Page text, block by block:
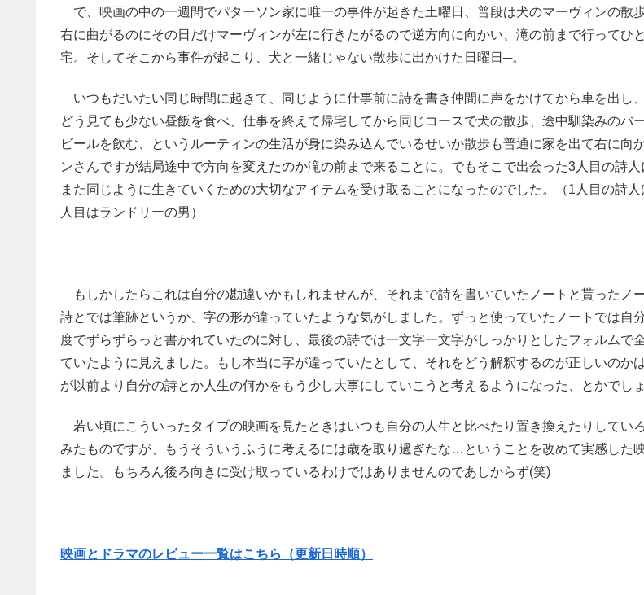
で、映画の中の一週間でパターソン家に唯一の事件が起きた土曜日、普段は犬のマーヴィンの散
右に曲がるのにその日だけマーヴィンが左に行きたがるので逆方向に向かい、滝の前まで行ってひ
宅。そしてそこから事件が起こり、犬と一緒じゃない散歩に出かけた日曜日 ─。
いつもだいたい同じ時間に起きて、同じように仕事前に詩を書き仲間に声をかけてから車を出し
どう見ても少ない昼飯を食べ、仕事を終えて帰宅してから同じコースで犬の散歩、途中馴染みのバ
ビールを飲む
というルーティンの生活が身に染み込んでいるせいか散歩も普通に家を出て右に向
ンさんですが結局途中で方向を変えたのか滝の前まで来ることに。でもそこで出会った3人目の詩人
また同じように生きていくための大切なアイテムを受け取ることになったのでした。（1人目の詩人
人目はランドリーの男）
もしかしたらこれは自分の勘違いかもしれませんが、それまで詩を書いていたノートと貰ったノ
詩とでは筆跡というか、字の形が違っていたような気がしました。ずっと使っていたノートでは自
度でずらずらっと書かれていたのに対し、最後の詩では一文字一文字がしっかりとしたフォルムで
ていたように見えました。もし本当に字が違っていたとして、それをどう解釈するのが正しいのか
が以前より自分の詩とか人生の何かをもう少し大事にしていこうと考えるようになった、とかでしょ
若い頃にこういったタイプの映画を見たときはいつも自分の人生と比べたり置き換えたりしてい
みたものですが、もうそういうふうに考えるには歳を取り過ぎたな…ということを改めて実感した
ました。もちろん後ろ向きに受け取っているわけではありませんのであしからず(笑)
映画とドラマのレビュー一覧はこちら（更新日時順）